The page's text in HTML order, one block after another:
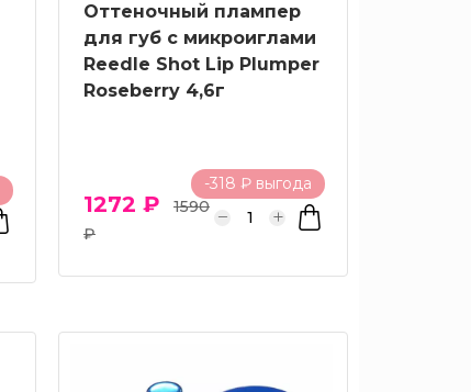
Оттеночный плампер
для губ с микроиглами
Reedle Shot Lip Plumper
Roseberry 4,6г
-318 ₽ выгода
1272 ₽
1590
₽